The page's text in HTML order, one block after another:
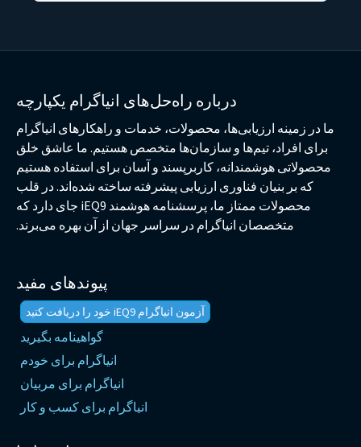
درباره راه‌حل‌های انیاگرام یکپارچه
ما در زمینه ارزیابی‌ها، محصولات، خدمات و راهکارهای انیاگرام
برای افراد، تیم‌ها و سازمان‌ها متخصص هستیم. ما عاشق خلق
محصولاتی هوشمندانه، کاربرپسند و آسان برای استفاده هستیم
که بر بنیان فناوری ارزیابی پیشرفته ساخته شده‌اند. در قلب
محصولات ممتاز ما، پرسشنامه هوشمند iEQ9 جای دارد که
متخصصان انیاگرام در سراسر جهان از آن بهره می‌برند.
پیوندهای مفید
آزمون انیاگرام iEQ9 خود را دریافت کنید
گواهینامه بگیرید
انیاگرام برای خودم
انیاگرام برای مربیان
انیاگرام برای کسب و کار